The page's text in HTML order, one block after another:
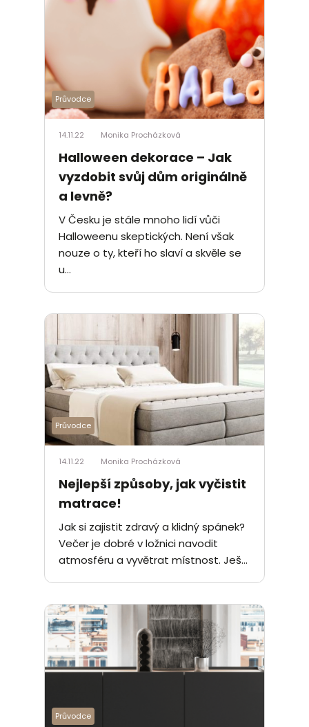
Průvodce
14.11.22 Monika Procházková
Halloween dekorace – Jak
vyzdobit svůj dům originálně
a levně?
V Česku je stále mnoho lidí vůči
Halloweenu skeptických. Není však
nouze o ty, kteří ho slaví a skvěle se
u...
Průvodce
14.11.22 Monika Procházková
Nejlepší způsoby, jak vyčistit
matrace!
Jak si zajistit zdravý a klidný spánek?
Večer je dobré v ložnici navodit
atmosféru a vyvětrat místnost. Ješ...
Průvodce